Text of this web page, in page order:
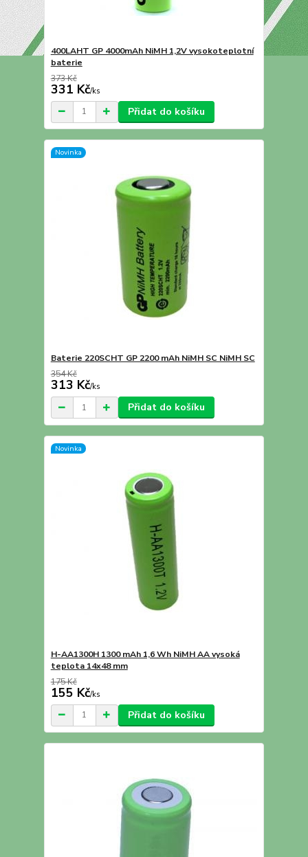
400LAHT GP 4000mAh NiMH 1,2V vysokoteplotní
baterie
373 Kč
331 Kč/ks
Přidat do košíku
Novinka
Baterie 220SCHT GP 2200 mAh NiMH SC NiMH SC
354 Kč
313 Kč/ks
Přidat do košíku
Novinka
H-AA1300H 1300 mAh 1,6 Wh NiMH AA vysoká
teplota 14x48 mm
175 Kč
155 Kč/ks
Přidat do košíku